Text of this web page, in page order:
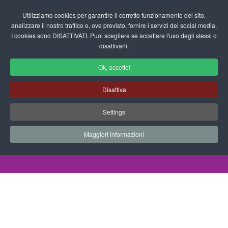
Utilizziamo cookies per garantire il corretto funzionamento del sito,
analizzare il nostro traffico e, ove previsto, fornire i servizi dei social media.
I cookies sono DISATTIVATI. Puoi scegliere se accettare l'uso degli stessi o
disattivarli.
Ok, accetto!
Disattiva
Settings
Maggiori informazioni
fas
Varie Schede Didattiche per la
Scuola dell'Infanzia
Progetti Didattici, Disegni, Schede
Didattiche e tanto altro ancora.
Home Documenti Varie